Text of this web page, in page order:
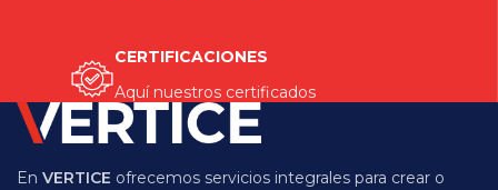
CERTIFICACIONES
Aquí nuestros certificados
En VERTICE ofrecemos servicios integrales para crear o